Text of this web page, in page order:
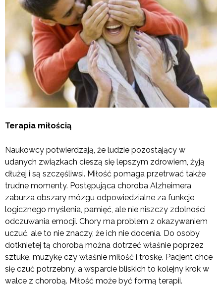
Terapia miłością
Naukowcy potwierdzają, że ludzie pozostający w
udanych związkach cieszą się lepszym zdrowiem, żyją
dłużej i są szczęśliwsi. Miłość pomaga przetrwać także
trudne momenty. Postępująca choroba Alzheimera
zaburza obszary mózgu odpowiedzialne za funkcje
logicznego myślenia, pamięć, ale nie niszczy zdolności
odczuwania emocji. Chory ma problem z okazywaniem
uczuć, ale to nie znaczy, że ich nie docenia. Do osoby
dotkniętej tą chorobą można dotrzeć właśnie poprzez
sztukę, muzykę czy właśnie miłość i troskę. Pacjent chce
się czuć potrzebny, a wsparcie bliskich to kolejny krok w
walce z chorobą. Miłość może być formą terapii.